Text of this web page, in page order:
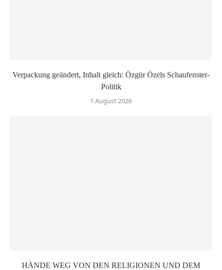
Verpackung geändert, Inhalt gleich: Özgür Özels Schaufenster-
Politik
1 August 2026
HÄNDE WEG VON DEN RELIGIONEN UND DEM